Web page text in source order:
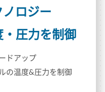
ロジー
圧力を制御
ドアップ
の温度&圧力を制御